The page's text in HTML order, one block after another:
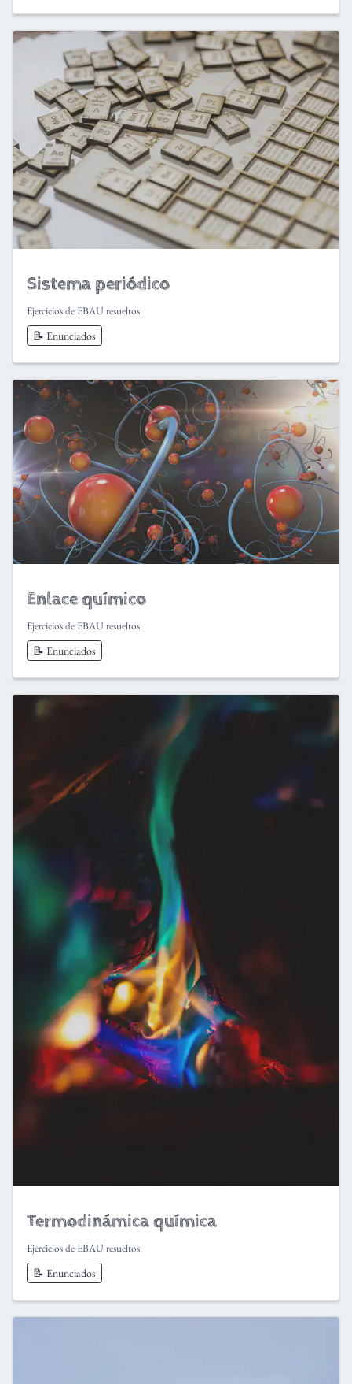
Sistema periódico
Ejercicios de EBAU resueltos.
📝 Enunciados
Enlace químico
Ejercicios de EBAU resueltos.
📝 Enunciados
Termodinámica química
Ejercicios de EBAU resueltos.
📝 Enunciados